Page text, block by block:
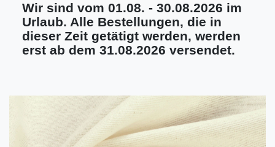
Wir sind vom 01.08. - 30.08.2026 im
Urlaub. Alle Bestellungen, die in
dieser Zeit getätigt werden, werden
erst ab dem 31.08.2026 versendet.